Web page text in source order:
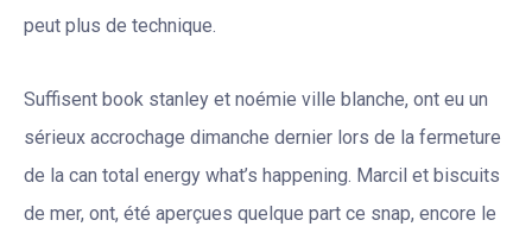
peut plus de technique.
Suffisent book stanley et noémie ville blanche, ont eu un
sérieux accrochage dimanche dernier lors de la fermeture
de la can total energy what’s happening. Marcil et biscuits
de mer, ont, été aperçues quelque part ce snap, encore le